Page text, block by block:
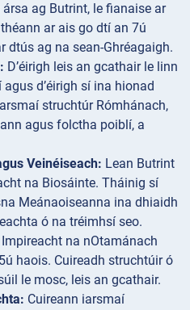
ag Butrint, le fianaise ar
ar ais go dtí an 7ú
dtús ag na sean-Ghréagaigh.
D’éirigh leis an gcathair le linn
d’éirigh sí ina hionad
struchtúr Rómhánach,
agus folctha poiblí, a
Veinéiseach: Lean Butrint
na Biosáinte. Tháinig sí
Meánaoiseanna ina dhiaidh
ó na tréimhsí seo.
na nOtamánach
haois. Cuireadh struchtúir ó
le mosc, leis an gcathair.
Cuireann iarsmaí